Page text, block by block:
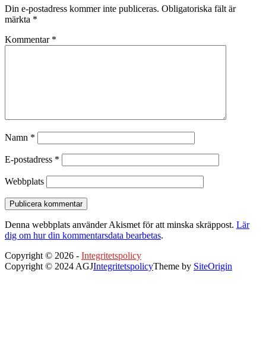
Din e-postadress kommer inte publiceras. Obligatoriska fält är
märkta *
Kommentar *
Namn *
E-postadress *
Webbplats
Denna webbplats använder Akismet för att minska skräppost. Lär
dig om hur din kommentarsdata bearbetas.
Copyright © 2026 - Integritetspolicy
Copyright © 2024 AGJIntegritetspolicyTheme by SiteOrigin